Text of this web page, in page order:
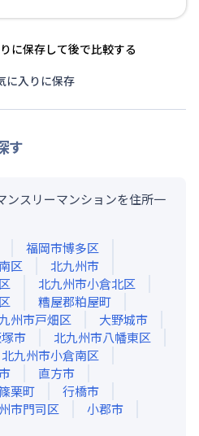
に保存して後で比較する
に入りに保存
す
ンスリーマンションを住所一
福岡市博多区
区
北九州市
北九州市小倉北区
糟屋郡粕屋町
州市戸畑区
大野城市
市
北九州市八幡東区
北九州市小倉南区
直方市
栗町
行橋市
市門司区
小郡市